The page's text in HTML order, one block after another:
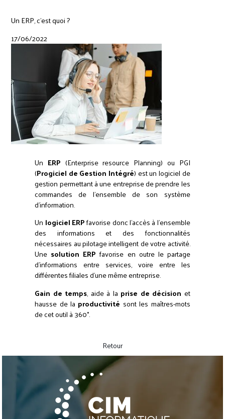
Un ERP, c'est quoi ?
17/06/2022
Un ERP (Enterprise resource Planning) ou PGI
(Progiciel de Gestion Intégré) est un logiciel de
gestion permettant à une entreprise de prendre les
commandes de l'ensemble de son système
d'information.
Un logiciel ERPfavorise donc l'accès à l'ensemble
des informations et des fonctionnalités
nécessaires au pilotage intelligent de votre activité.
Une solution ERPfavorise en outre le partage
d'informations entre services, voire entre les
différentes filiales d'une même entreprise.
Gain de temps, aide à la prise de décision et
hausse de la productivité sont les maîtres-mots
de cet outil à 360°.
Retour